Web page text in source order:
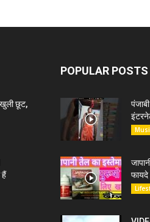
छूट,
हैं
POPULAR POSTS